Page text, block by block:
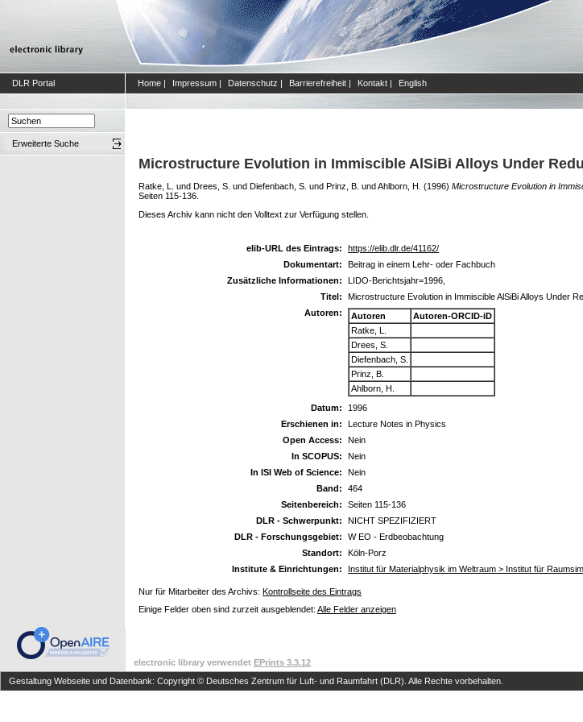
DLR Portal Home | Impressum | Datenschutz | Barrierefreiheit | Kontakt | English
Erweiterte Suche
Microstructure Evolution in Immiscible AlSiBi Alloys Under
Ratke, L. und Drees, S. und Diefenbach, S. und Prinz, B. undAhlborn, H. (1996) Microstructure Evolution in
Seiten 115-136.
Dieses Archiv kann nicht den Volltext zur Verfügung stellen.
elib-URL des Eintrags:
https://elib.dlr.de/41162/
Dokumentart:
Beitrag in einem Lehr- oder Fachbuch
Zusätzliche Informationen:
LIDO-Berichtsjahr=1996,
Titel:
Microstructure Evolution in Immiscible AlSiBi Alloys Under
Autoren:
Autoren
Autoren-ORCID-iD
Ratke, L.
Drees, S.
Diefenbach, S.
Prinz, B.
Ahlborn, H.
Datum:
1996
Erschienen in:
Lecture Notes in Physics
Open Access:
Nein
In SCOPUS:
Nein
In ISI Web of Science:
Nein
Band:
464
Seitenbereich:
Seiten 115-136
DLR - Schwerpunkt:
NICHT SPEZIFIZIERT
DLR - Forschungsgebiet:
W EO - Erdbeobachtung
Standort:
Köln-Porz
Institute & Einrichtungen:
Institut für Materialphysik im Weltraum > Institut für
Nur für Mitarbeiter des Archivs: Kontrollseite des Eintrags
Einige Felder oben sind zurzeit ausgeblendet: Alle Felder anzeigen
electronic library verwendet EPrints 3.3.12
Gestaltung Webseite und Datenbank: Copyright © Deutsches Zentrum für Luft- und Raumfahrt (DLR). Alle Rechte vorbehalten.